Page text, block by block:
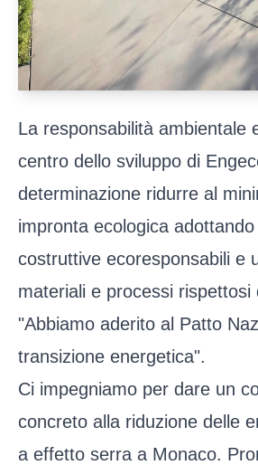
La responsabilità ambientale
centro dello sviluppo di
determinazione ridurre al
impronta ecologica
costruttive ecoresponsabili e
materiali e processi rispettosi
"Abbiamo aderito al Patto
transizione energetica".
Ci impegniamo per dare un
concreto alla riduzione delle
a effetto serra a Monaco.